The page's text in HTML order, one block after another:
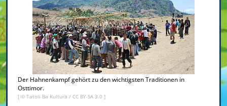
Der Hahnenkampf gehört zu den wichtigsten Traditionen in
Osttimor.
[ © Tatoli Ba Kultura / CC BY-SA 3.0 ]